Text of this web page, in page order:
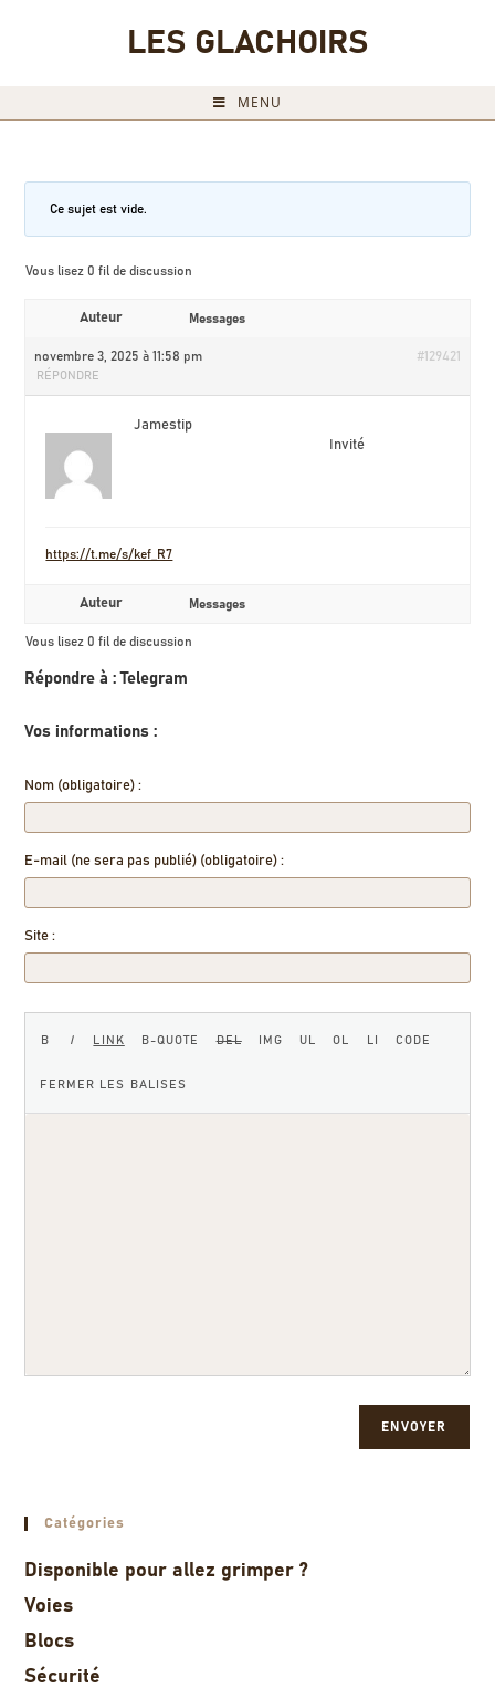
LES GLACHOIRS
MENU
Ce sujet est vide.
Vous lisez 0 fil de discussion
Auteur Messages
novembre 3, 2025 à 11:58 pm #129421
RÉPONDRE
Jamestip
Invité
https://t.me/s/kef_R7
Auteur Messages
Vous lisez 0 fil de discussion
Répondre à : Telegram
Vos informations :
Nom (obligatoire) :
E-mail (ne sera pas publié) (obligatoire) :
Site :
ENVOYER
Catégories
Disponible pour allez grimper ?
Voies
Blocs
Sécurité